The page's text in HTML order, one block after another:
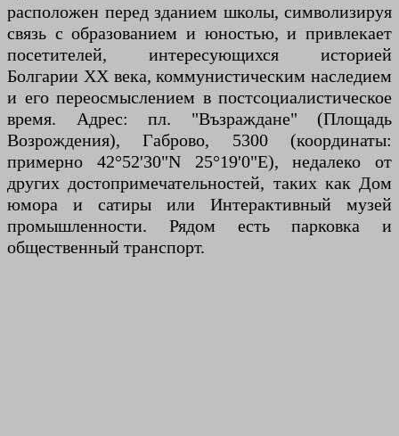
расположен перед зданием школы, символизируя
связь с образованием и юностью, и привлекает
посетителей, интересующихся историей
Болгарии XX века, коммунистическим наследием
и его переосмыслением в постсоциалистическое
время. Адрес: пл. "Възраждане" (Площадь
Возрождения), Габрово, 5300 (координаты:
примерно 42°52'30"N 25°19'0"E), недалеко от
других достопримечательностей, таких как Дом
юмора и сатиры или Интерактивный музей
промышленности. Рядом есть парковка и
общественный транспорт.